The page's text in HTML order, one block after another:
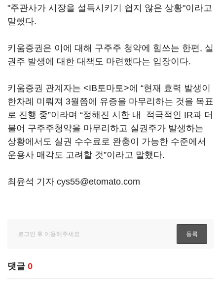
"주관사가 시장을 설득시키기 쉽지 않은 상황"이라고
말했다.
키움증권은 이에 대해 구주주 청약에 힘쓰는 한편, 실
권주 발생에 대한 대책도 마련했다는 입장이다.
키움증권 관계자는 <IB토마토>에 “현재 효력 발생이
한차례 미뤄져 3월쯤에 유증을 마무리하는 것을 목표
로 진행 중”이라며 “정해진 시한 내 적극적인 IR과 더
불어 구주주청약을 마무리하고 실권주가 발생하는
상황에서도 실권 수수료로 완충이 가능한 수준에서
운용사 매각도 고려할 것”이라고 말했다.
최윤석 기자 cys55@etomato.com
댓글 0